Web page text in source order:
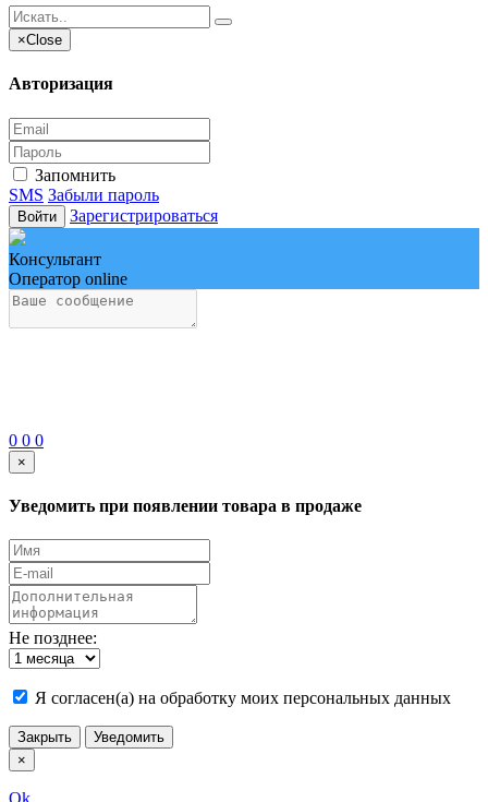
×Close
Авторизация
Запомнить
SMS Забыли пароль
Войти Зарегистрироваться
Консультант
Оператор online
0 0 0
×
Уведомить при появлении товара в продаже
Не позднее:
Я согласен(а) на обработку моих персональных данных
Закрыть
Уведомить
×
Ok